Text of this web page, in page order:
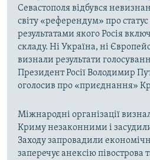
Севастополя відбувся
світу «референдум» про статус
результатами якого Росія
складу. Ні Україна, ні
визнали результати
Президент Росії Володимир
оголосив про «приєднання»
Міжнародні організації
Криму незаконними і засудили
Заходу запровадили
заперечує анексію півострова